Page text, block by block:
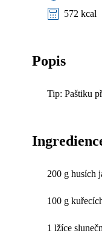
572 kcal
Popis
Tip: Paštiku
200 g husích
100 g
1 lžíce